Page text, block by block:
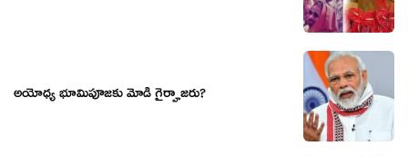
అయోధ్య భూమిపూజకు మోడీ గైర్హాజరు?